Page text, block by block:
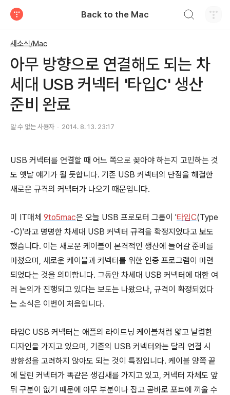
Back to the Mac
새소식/Mac
아무 방향으로 연결해도 되는 차
세대 USB 커넥터 '타입C' 생산
준비 완료
알 수 없는 사용자 2014. 8. 13. 23:17
USB 커넥터를 연결할 때 어느 쪽으로 꽂아야 하는지 고민하는 것
도 옛날 얘기가 될 듯합니다. 기존 USB 커넥터의 단점을 해결한
새로운 규격의 커넥터가 나오기 때문입니다.
미 IT매체 9to5mac은 오늘 USB 프로모터 그룹이 '타입C(Type
-C)'라고 명명한 차세대 USB 커넥터 규격을 확정지었다고 보도
했습니다. 이는 새로운 케이블이 본격적인 생산에 들어갈 준비를
마쳤으며, 새로운 케이블과 커넥터를 위한 인증 프로그램이 마련
되었다는 것을 의미합니다. 그동안 차세대 USB 커넥터에 대한 여
러 논의가 진행되고 있다는 보도는 나왔으나, 규격이 확정되었다
는 소식은 이번이 처음입니다.
타입C USB 커넥터는 애플의 라이트닝 케이블처럼 얇고 날렵한
디자인을 가지고 있으며, 기존의 USB 커넥터와는 달리 연결 시
방향성을 고려하지 않아도 되는 것이 특징입니다. 케이블 양쪽 끝
에 달린 커넥터가 똑같은 생김새를 가지고 있고, 커넥터 자체도 앞
뒤 구분이 없기 때문에 아무 부분이나 잡고 곧바로 포트에 끼울 수